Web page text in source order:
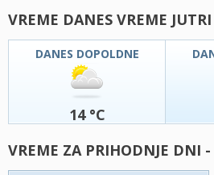
VREME DANES VREME JUTRI
DANES DOPOLDNE
14 °C
VREME ZA PRIHODNJE DNI -